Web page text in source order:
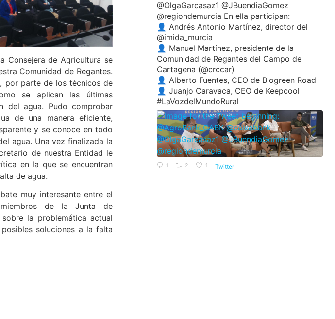
Consejera de Agricultura se
Comunidad de Regantes.
por parte de los técnicos de
se aplican las últimas
del agua. Pudo comprobar
de una manera eficiente,
y se conoce en todo
agua. Una vez finalizada la
de nuestra Entidad le
en la que se encuentran
de agua.
muy interesante entre el
miembros de la Junta de
la problemática actual
soluciones a la falta
@OlgaGarcasaz1 @JBuendiaGomez
@regiondemurcia En ella participan:
👤 Andrés Antonio Martínez, director del
@imida_murcia
👤 Manuel Martínez, presidente de la
Comunidad de Regantes del Campo de
Cartagena (@crccar)
👤 Alberto Fuentes, CEO de Biogreen Road
👤 Juanjo Caravaca, CEO de Keepcool
#LaVozdelMundoRural
1 2 1 Twitter